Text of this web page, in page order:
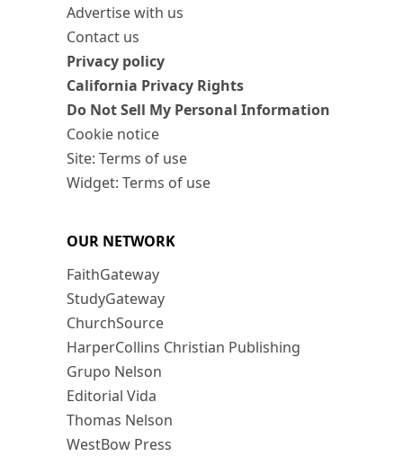
Advertise with us
Contact us
Privacy policy
California Privacy Rights
Do Not Sell My Personal Information
Cookie notice
Site: Terms of use
Widget: Terms of use
OUR NETWORK
FaithGateway
StudyGateway
ChurchSource
HarperCollins Christian Publishing
Grupo Nelson
Editorial Vida
Thomas Nelson
WestBow Press